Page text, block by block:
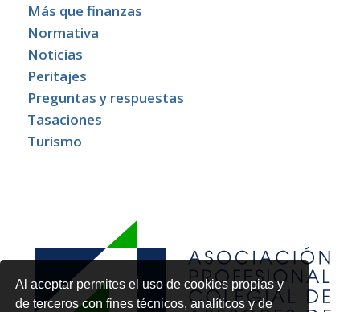
Al aceptar permites el uso de cookies propias y
de terceros con fines técnicos, analíticos y de
Más que finanzas
Normativa
Noticias
Peritajes
Preguntas y respuestas
Tasaciones
Turismo